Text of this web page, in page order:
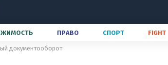
ПРАВО СПОРТ FIGHT
документооборот